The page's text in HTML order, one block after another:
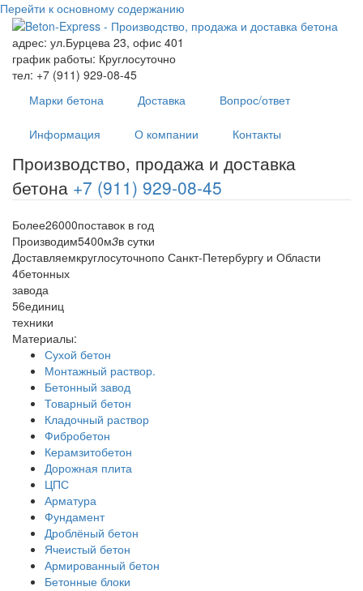
Перейти к основному содержанию
адрес: ул.Бурцева 23, офис 401
график работы: Круглосуточно
тел: +7 (911) 929-08-45
Марки бетона
Доставка Вопрос/ответ
Информация О компании Контакты
Производство, продажа и доставка
бетона +7 (911) 929-08-45
Более26000поставок в год
Производим5400м3в сутки
Доставляемкруглосуточнопо Санкт-Петербургу и Области
4бетонных
завода
56единиц
техники
Материалы:
Сухой бетон
Монтажный раствор.
Бетонный завод
Товарный бетон
Кладочный раствор
Фибробетон
Керамзитобетон
Дорожная плита
ЦПС
Арматура
Фундамент
Дроблёный бетон
Ячеистый бетон
Армированный бетон
Бетонные блоки